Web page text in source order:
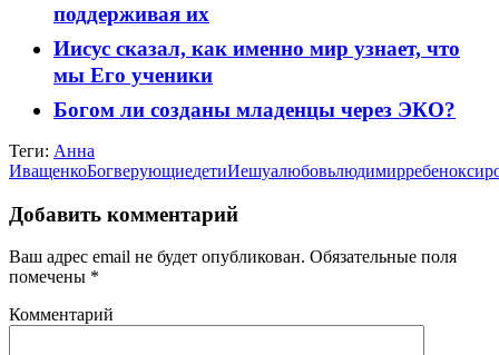
поддерживая их
Иисус сказал, как именно мир узнает, что
мы Его ученики
Богом ли созданы младенцы через ЭКО?
Теги: Анна
ИващенкоБогверующиедетиИешуалюбовьлюдимирребенок
Добавить комментарий
Ваш адрес email не будет опубликован. Обязательные поля
помечены *
Комментарий